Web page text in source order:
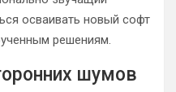
осваивать новый софт
решениям.
шумов